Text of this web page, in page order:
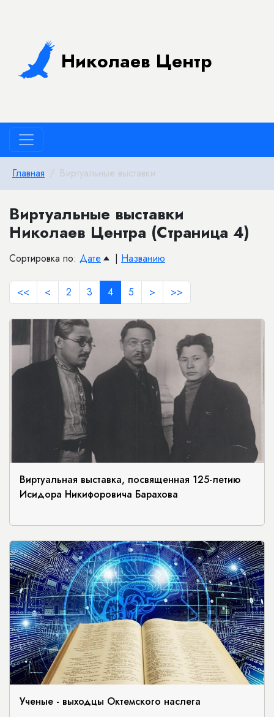
Николаев Центр
Главная Виртуальные выставки
Виртуальные выставки
Николаев Центра (Страница 4)
Сортировка по: Дате | Названию
<< < 2 3 4 5 > >>
Виртуальная выставка, посвященная 125-летию
Исидора Никифоровича Барахова
Ученые - выходцы Октемского наслега